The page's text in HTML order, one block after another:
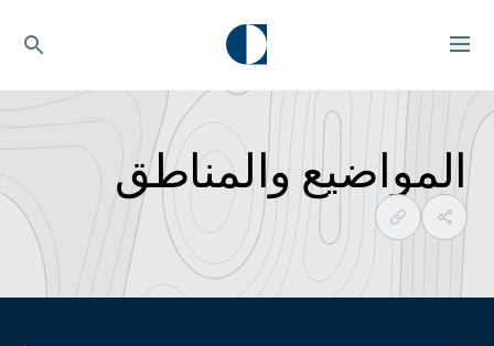
المواضيع والمناطق